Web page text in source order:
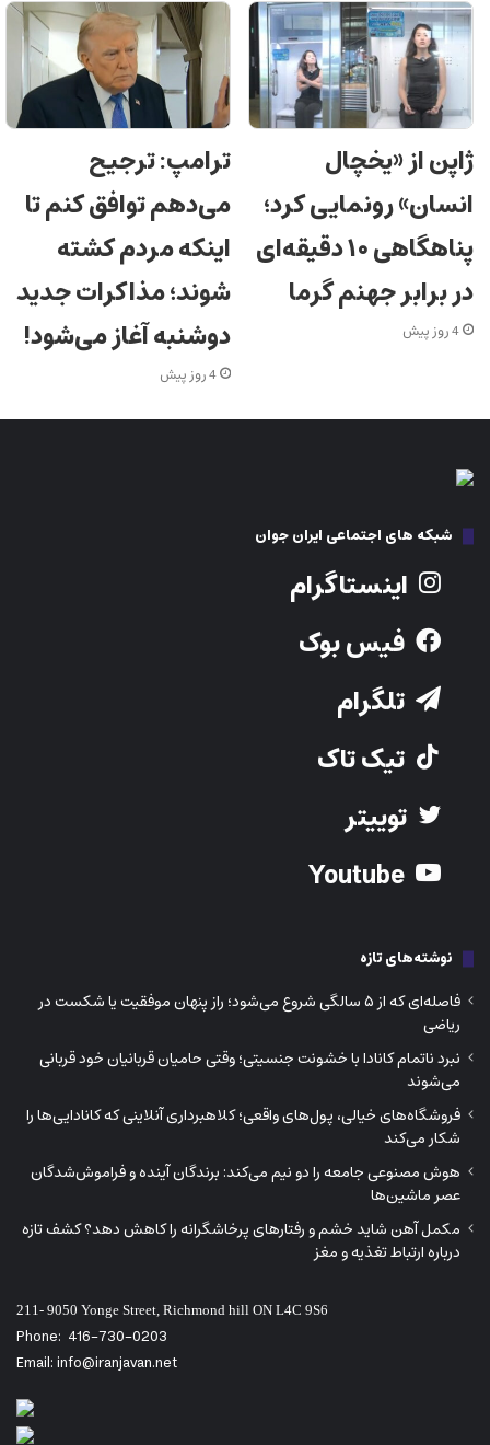
ژاپن از «یخچال
انسان» رونمایی کرد؛
پناهگاهی ۱۰ دقیقه‌ای
در برابر جهنم گرما
4 روز پیش
ترامپ: ترجیح
می‌دهم توافق کنم تا
اینکه مردم کشته
شوند؛ مذاکرات جدید
دوشنبه آغاز می‌شود!
4 روز پیش
شبکه های اجتماعی ایران جوان
اینستاگرام
فیس بوک
تلگرام
تیک تاک
توییتر
نوشته‌های تازه
فاصله‌ای که از ۵ سالگی شروع می‌شود؛ راز پنهان موفقیت یا شکست در
ریاضی
نبرد ناتمام کانادا با خشونت جنسیتی؛ وقتی حامیان قربانیان خود قربانی
می‌شوند
فروشگاه‌های خیالی، پول‌های واقعی؛ کلاهبرداری آنلاینی که کانادایی‌ها را
شکار می‌کند
هوش مصنوعی جامعه را دو نیم می‌کند: برندگان آینده و فراموش‌شدگان
عصر ماشین‌ها
مکمل آهن شاید خشم و رفتارهای پرخاشگرانه را کاهش دهد؟ کشف تازه
درباره ارتباط تغذیه و مغز
211- 9050 Yonge Street, Richmond hill ON L4C 9S6
Phone: 416-730-0203
Email: info@iranjavan.net